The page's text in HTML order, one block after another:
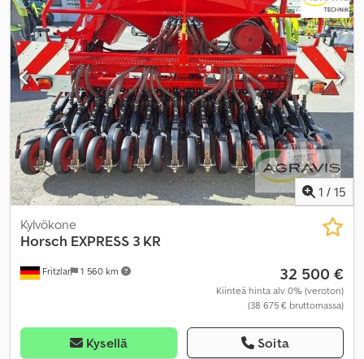
1 / 15
Fritzlar 1 560 km
Kylvökone
Horsch EXPRESS 3 KR
32 500 €
Kiinteä hinta alv 0% (veroton)
(38 675 € bruttomassa)
Kysellä Soita